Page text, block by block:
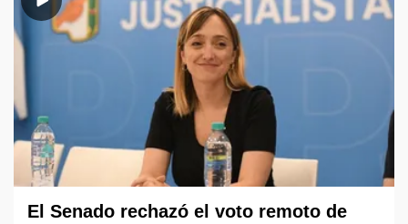
El Senado rechazó el voto remoto de